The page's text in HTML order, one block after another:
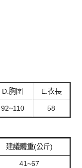
D.胸圍 E.衣長
92~110 58
建議體重(公斤)
41~67